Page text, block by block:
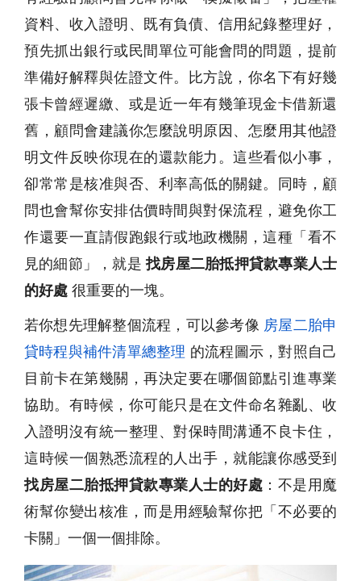
資料、收入證明、既有負債、信用紀錄整理好，
預先抓出銀行或民間單位可能會問的問題，提前
準備好解釋與佐證文件。比方說，你名下有好幾
張卡曾經遲繳、或是近一年有幾筆現金卡借新還
舊，顧問會建議你怎麼說明原因、怎麼用其他證
明文件反映你現在的還款能力。這些看似小事，
卻常常是核准與否、利率高低的關鍵。同時，顧
問也會幫你安排估價時間與對保流程，避免你工
作還要一直請假跑銀行或地政機關，這種「看不
見的細節」，就是找房屋二胎抵押貸款專業人士
的好處 很重要的一塊。
若你想先理解整個流程，可以參考像 房屋二胎申
貸時程與補件清單總整理 的流程圖示，對照自己
目前卡在第幾關，再決定要在哪個節點引進專業
協助。有時候，你可能只是在文件命名雜亂、收
入證明沒有統一整理、對保時間溝通不良卡住，
這時候一個熟悉流程的人出手，就能讓你感受到
找房屋二胎抵押貸款專業人士的好處 ：不是用魔
術幫你變出核准，而是用經驗幫你把「不必要的
卡關」一個一個排除。